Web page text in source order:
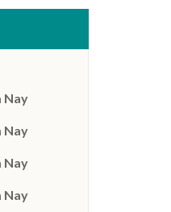
Nay
Nay
Nay
Nay